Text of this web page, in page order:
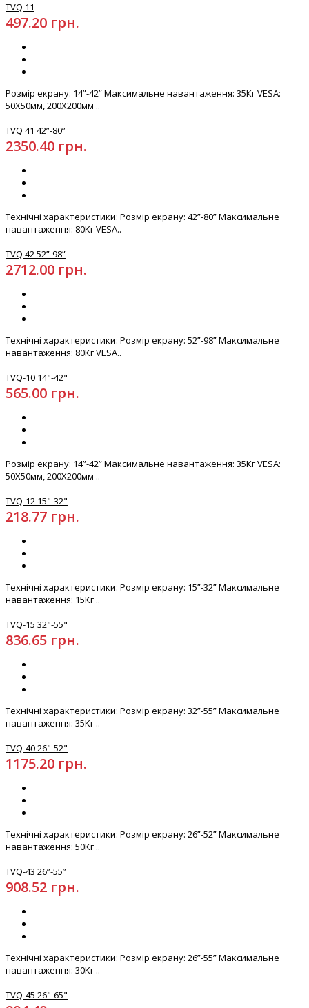
TVQ 11
497.20 грн.
Розмір екрану: 14”-42” Максимальне навантаження: 35Кг VESA:
50X50мм, 200X200мм ..
TVQ 41 42”-80”
2350.40 грн.
Технічні характеристики: Розмір екрану: 42”-80” Максимальне
навантаження: 80Кг VESA..
TVQ 42 52”-98”
2712.00 грн.
Технічні характеристики: Розмір екрану: 52”-98” Максимальне
навантаження: 80Кг VESA..
TVQ-10 14"-42"
565.00 грн.
Розмір екрану: 14”-42” Максимальне навантаження: 35Кг VESA:
50X50мм, 200X200мм ..
TVQ-12 15"-32"
218.77 грн.
Технічні характеристики: Розмір екрану: 15”-32” Максимальне
навантаження: 15Кг ..
TVQ-15 32"-55"
836.65 грн.
Технічні характеристики: Розмір екрану: 32”-55” Максимальне
навантаження: 35Кг ..
TVQ-40 26"-52"
1175.20 грн.
Технічні характеристики: Розмір екрану: 26”-52” Максимальне
навантаження: 50Кг ..
TVQ-43 26”-55”
908.52 грн.
Технічні характеристики: Розмір екрану: 26”-55” Максимальне
навантаження: 30Кг ..
TVQ-45 26"-65"